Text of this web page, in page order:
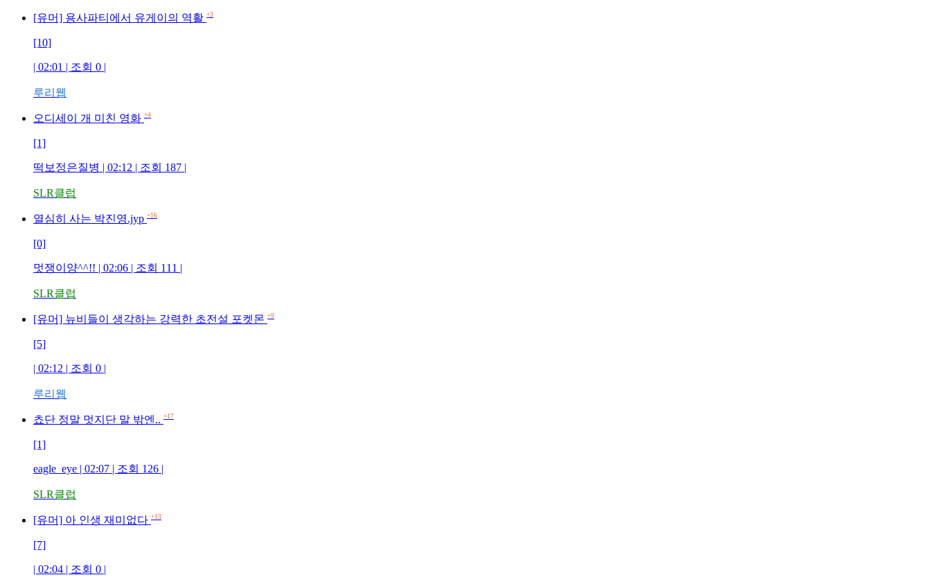
[유머] 용사파티에서 유게이의 역활 +3
[10]
| 02:01 | 조회 0 |
루리웹
오디세이 개 미친 영화 +4
[1]
떡보정은질병 | 02:12 | 조회 187 |
SLR클럽
열심히 사는 박진영.jyp +16
[0]
멋쟁이양^^!! | 02:06 | 조회 111 |
SLR클럽
[유머] 뉴비들이 생각하는 강력한 초전설 포켓몬 +9
[5]
| 02:12 | 조회 0 |
루리웹
쵸단 정말 멋지단 말 밖엔.. +17
[1]
eagle_eye | 02:07 | 조회 126 |
SLR클럽
[유머] 아 인생 재미없다 +13
[7]
| 02:04 | 조회 0 |